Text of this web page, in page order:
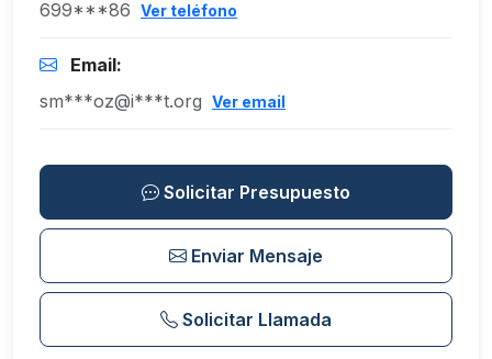
699***86 Ver teléfono
Email:
sm***oz@i***t.org Ver email
Solicitar Presupuesto
Enviar Mensaje
Solicitar Llamada